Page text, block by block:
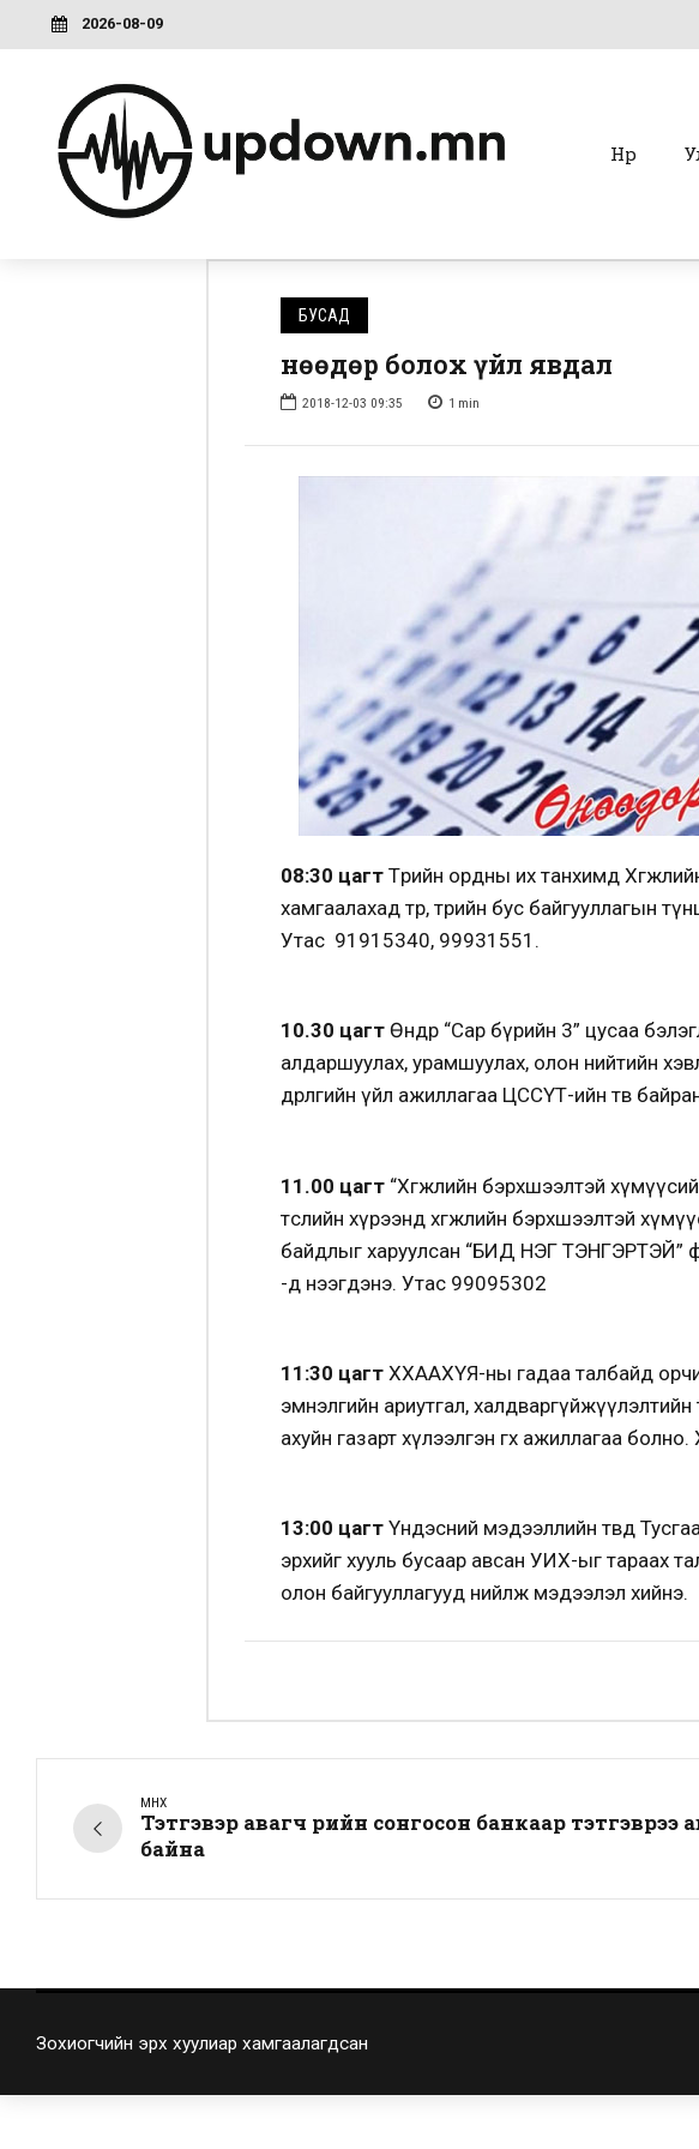
2026-08-09
Нүүр
БУСАД
Өнөөдөр болох үйл явдал
2018-12-03 09:35 1 min
08:30 цагт Төрийн ордны их танхимд
хамгаалахад төр, төрийн бус байгууллагын
Утас 91915340, 99931551.
10.30 цагт Өнөөдөр “Сар бүрийн 3” цусаа
алдаршуулах, урамшуулах, олон нийтийн
өдөрлөгийн үйл ажиллагаа ЦССҮТ-ийн төв
11.00 цагт “Хөгжлийн бэрхшээлтэй
төслийн хүрээнд хөгжлийн бэрхшээлтэй
байдлыг харуулсан “БИД НЭГ ТЭНГЭРТЭЙ”
-д нээгдэнэ. Утас 99095302
11:30 цагт ХХААХҮЯ-ны гадаа талбайд орчин
эмнэлгийн ариутгал,
ахуйн газарт хүлээлгэн өгөх ажиллагаа
13:00 цагт Үндэсний мэдээллийн төвд
эрхийг хууль бусаар авсан УИХ-ыг тараах
олон байгууллагууд нийлж мэдээлэл хийнэ.
ӨМНӨХ
Тэтгэвэр авагч өөрийн сонгосон банкаар тэтгэврээ
байна
Зохиогчийн эрх хуулиар хамгаалагдсан